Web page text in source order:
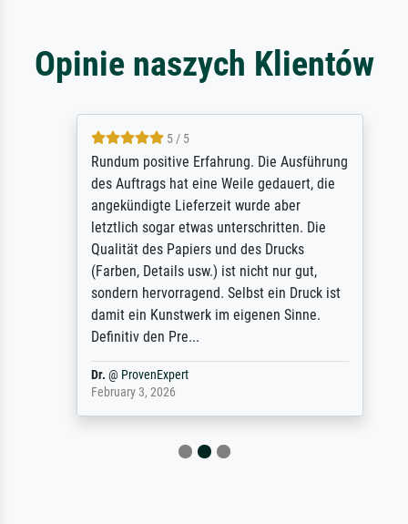
Opinie naszych Klientów
5 / 5
Rundum positive Erfahrung. Die Ausführung
des Auftrags hat eine Weile gedauert, die
angekündigte Lieferzeit wurde aber
letztlich sogar etwas unterschritten. Die
Qualität des Papiers und des Drucks
(Farben, Details usw.) ist nicht nur gut,
sondern hervorragend. Selbst ein Druck ist
damit ein Kunstwerk im eigenen Sinne.
Definitiv den Pre...
@ ProvenExpert
February 3, 2026